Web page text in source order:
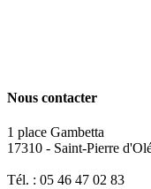
Nous contacter
1 place Gambetta
17310 - Saint-Pierre
Tél. : 05 46 47 02 83